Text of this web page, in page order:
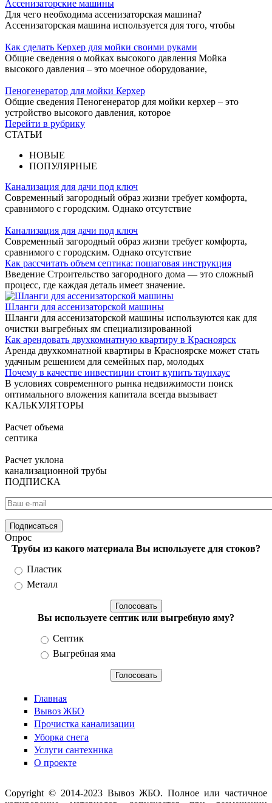
Ассенизаторские машины
Для чего необходима ассенизаторская машина?
Ассенизаторская машина используется для того, чтобы
Как сделать Керхер для мойки своими руками
Общие сведения о мойках высокого давления Мойка
высокого давления – это моечное оборудование,
Пеногенератор для мойки Керхер
Общие сведения Пеногенератор для мойки керхер – это
устройство высокого давления, которое
Перейти в рубрику
СТАТЬИ
НОВЫЕ
ПОПУЛЯРНЫЕ
Канализация для дачи под ключ
Современный загородный образ жизни требует комфорта,
сравнимого с городским. Однако отсутствие
Канализация для дачи под ключ
Современный загородный образ жизни требует комфорта,
сравнимого с городским. Однако отсутствие
Как рассчитать объем септика: пошаговая инструкция
Введение Строительство загородного дома — это сложный
процесс, где каждая деталь имеет значение.
Шланги для ассенизаторской машины
Шланги для ассенизаторской машины используются как для
очистки выгребных ям специализированной
Как арендовать двухкомнатную квартиру в Красноярск
Аренда двухкомнатной квартиры в Красноярске может стать
удачным решением для семейных пар, молодых
Почему в качестве инвестиции стоит купить таунхаус
В условиях современного рынка недвижимости поиск
оптимального вложения капитала всегда вызывает
КАЛЬКУЛЯТОРЫ
Расчет объема
септика
Расчет уклона
канализационной трубы
ПОДПИСКА
E-mail*
Опрос
Трубы из какого материала Вы используете для стоков?
Варианты
Пластик
Металл
Вы используете септик или выгребную яму?
Варианты
Септик
Выгребная яма
Главная
Вывоз ЖБО
Прочистка канализации
Уборка снега
Услуги сантехника
О проекте
Copyright © 2014-2023 Вывоз ЖБО. Полное или частичное